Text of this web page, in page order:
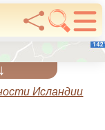
↓
Исландии